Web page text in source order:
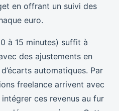
en offrant un suivi des
euro.
à 15 minutes) suffit à
des ajustements en
automatiques. Par
freelance arrivent avec
ces revenus au fur